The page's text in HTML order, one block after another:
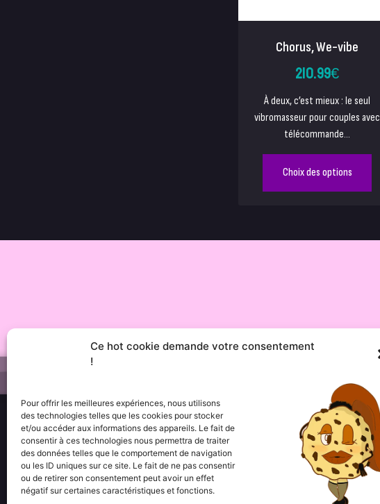
Ce hot cookie demande votre consentement
!
Pour offrir les meilleures expériences, nous utilisons
des technologies telles que les cookies pour stocker
et/ou accéder aux informations des appareils. Le fait de
consentir à ces technologies nous permettra de traiter
des données telles que le comportement de navigation
ou les ID uniques sur ce site. Le fait de ne pas consentir
ou de retirer son consentement peut avoir un effet
négatif sur certaines caractéristiques et fonctions.
Chorus, We-vibe
210.99€
À deux, c’est mieux : le seul
vibromasseur pour couples avec
télécommande...
Choix des options
Menu
••• Accueil
••• Nos produits
••• Nos favoris